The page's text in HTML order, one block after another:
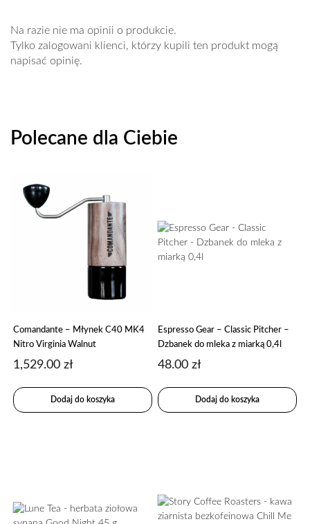
Na razie nie ma opinii o produkcie.
Tylko zalogowani klienci, którzy kupili ten produkt mogą
napisać opinię.
Polecane dla Ciebie
Comandante – Młynek C40 MK4
Nitro Virginia Walnut
1,529.00zł
Dodaj do koszyka
Espresso Gear – Classic Pitcher –
Dzbanek do mleka z miarką 0,4l
48.00zł
Dodaj do koszyka